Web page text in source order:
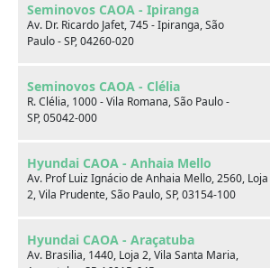
Seminovos CAOA - Ipiranga
Av. Dr. Ricardo Jafet, 745 - Ipiranga, São
Paulo - SP, 04260-020
Seminovos CAOA - Clélia
R. Clélia, 1000 - Vila Romana, São Paulo -
SP, 05042-000
Hyundai CAOA - Anhaia Mello
Av. Prof Luiz Ignácio de Anhaia Mello, 2560, Loja
2, Vila Prudente, São Paulo, SP, 03154-100
Hyundai CAOA - Araçatuba
Av. Brasilia, 1440, Loja 2, Vila Santa Maria,
Sobre nós